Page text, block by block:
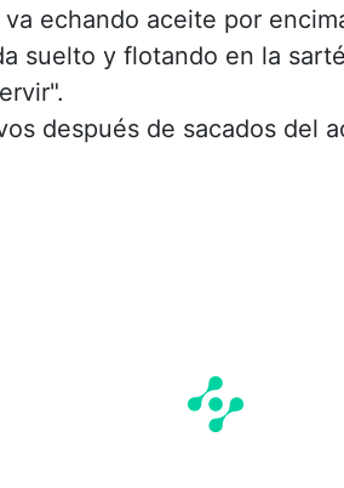
echando aceite por
suelto y flotando en la
después de sacados del